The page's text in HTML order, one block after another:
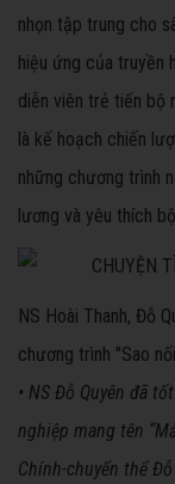
nhọn tập trung cho
hiệu ứng của truyền
diễn viên trẻ tiến bộ
là kế hoạch chiến
những chương trình
lương và yêu thích
NS Hoài Thanh, Đỗ
chương trình "Sao
• NS Đỗ Quyên đã
nghiệp mang tên
Chính-chuyển thể